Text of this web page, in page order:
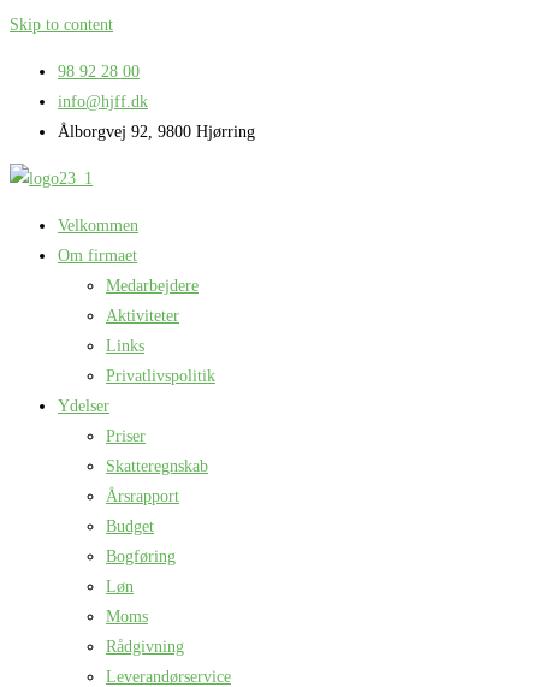
Skip to content
98 92 28 00
info@hjff.dk
Ålborgvej 92, 9800 Hjørring
Velkommen
Om firmaet
Medarbejdere
Aktiviteter
Links
Privatlivspolitik
Ydelser
Priser
Skatteregnskab
Årsrapport
Budget
Bogføring
Løn
Moms
Rådgivning
Leverandørservice